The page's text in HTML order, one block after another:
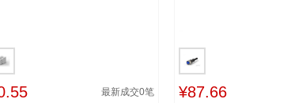
最新成交0笔 ¥87.66